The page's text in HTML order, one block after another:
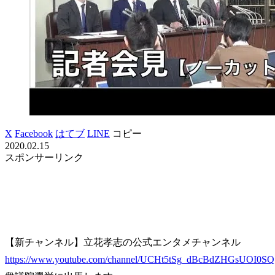
X Facebook はてブ LINE コピー
2020.02.15
スポンサーリンク
【新チャンネル】立花孝志の公式エンタメチャンネル
https://www.youtube.com/channel/UCHt5tSg_dBcBdZHGsUOI0SQ